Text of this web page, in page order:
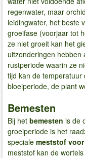
regenwater, maar
leidingwater, het beste
groeifase (voorjaar tot
ze niet groeit kan het
uitzonderingen
rustperiode waarin ze
tijd kan de temperatuur
bloeiperiode, de plant
Bemesten
Bij het bemesten is de
groeiperiode is het
speciale meststof
meststof kan de